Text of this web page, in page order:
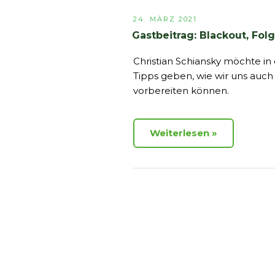
VERÖFFENTLICHT
24. MÄRZ 2021
Gastbeitrag: Blackout,
Christian Schiansky möchte
Tipps geben, wie wir uns
vorbereiten können.
Weiterlesen